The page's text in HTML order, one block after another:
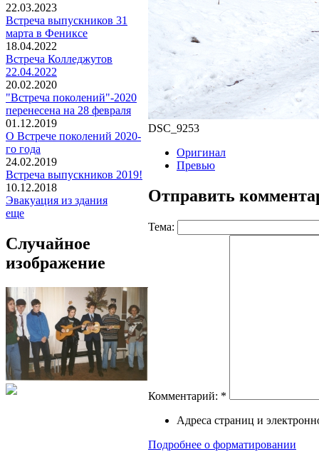
22.03.2023
Встреча выпускников 31
марта в Фениксе
18.04.2022
Встреча Колледжутов
22.04.2022
20.02.2020
"Встреча поколений"-2020
перенесена на 28 февраля
01.12.2019
О Встрече поколений 2020-
го года
24.02.2019
Встреча выпускников 2019!
10.12.2018
Эвакуация из здания
еще
Случайное
изображение
DSC_9253
Оригинал
Превью
Отправить
Тема:
Комментарий: *
Адреса страниц и
Подробнее о форматировании